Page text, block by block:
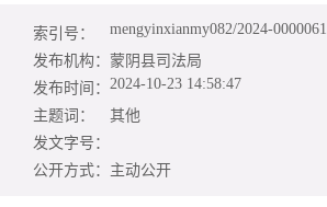
索引号：
mengyinxianmy082/2024-0000061
发布机构： 蒙阴县司法局
发布时间： 2024-10-23 14:58:47
主题词：
其他
发文字号：
公开方式： 主动公开